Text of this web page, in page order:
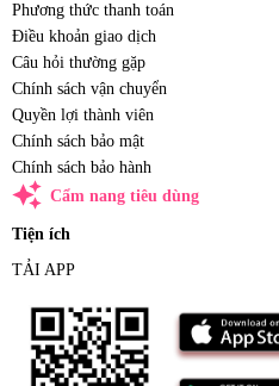
Phương thức thanh toán
Điều khoản giao dịch
Câu hỏi thường gặp
Chính sách vận chuyển
Quyền lợi thành viên
Chính sách bảo mật
Chính sách bảo hành
auto_awesome Cẩm nang tiêu dùng
Tiện ích
TẢI APP